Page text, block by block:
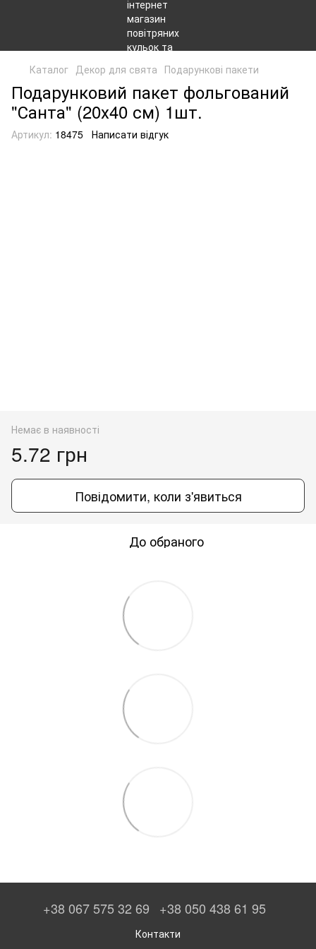
Каталог Декор для свята Подарункові пакети
Подарунковий пакет фольгований
"Санта" (20х40 см) 1шт.
Артикул: 18475 Написати відгук
Немає в наявності
5.72 грн
Повідомити, коли з'явиться
До обраного
+38 067 575 32 69 +38 050 438 61 95
Контакти